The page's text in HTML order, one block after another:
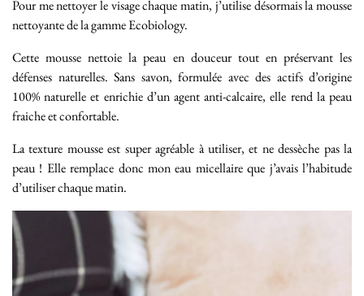
Pour me nettoyer le visage chaque matin, j’utilise désormais la mousse
nettoyante de la gamme Ecobiology.
Cette mousse nettoie la peau en douceur tout en préservant les
défenses naturelles. Sans savon, formulée avec des actifs d’origine
100% naturelle et enrichie d’un agent anti-calcaire, elle rend la peau
fraiche et confortable.
La texture mousse est super agréable à utiliser, et ne dessèche pas la
peau ! Elle remplace donc mon eau micellaire que j’avais l’habitude
d’utiliser chaque matin.